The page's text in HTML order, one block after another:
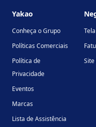
Yakao
Conheça o Grupo
Políticas Comerciais
Política de
Privacidade
Eventos
Marcas
Lista de Assistência
Site